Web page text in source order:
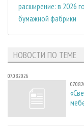
расширение: в 2026
бумажной фабрики
НОВОСТИ ПО ТЕМЕ
07.08.2026